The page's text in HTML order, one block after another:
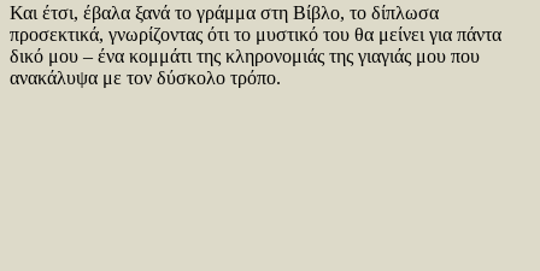
Και έτσι, έβαλα ξανά το γράμμα στη Βίβλο, το δίπλωσα
προσεκτικά, γνωρίζοντας ότι το μυστικό του θα μείνει για πάντα
δικό μου – ένα κομμάτι της κληρονομιάς της γιαγιάς μου που
ανακάλυψα με τον δύσκολο τρόπο.